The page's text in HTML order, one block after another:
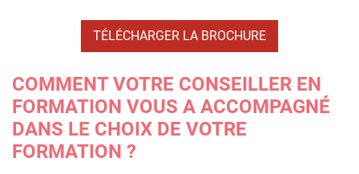
TÉLÉCHARGER LA BROCHURE
COMMENT VOTRE CONSEILLER EN
FORMATION VOUS A ACCOMPAGNÉ
DANS LE CHOIX DE VOTRE
FORMATION ?